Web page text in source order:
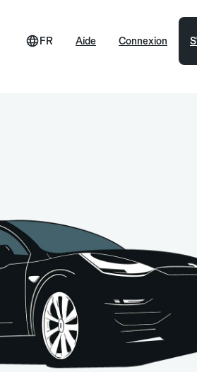
Aide
FR Connexion